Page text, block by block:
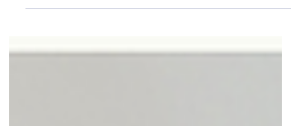
commercianti si pongono è...